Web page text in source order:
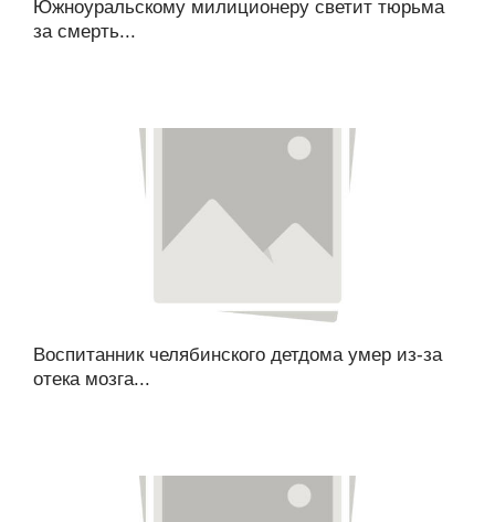
Южноуральскому милиционеру светит тюрьма
за смерть...
Воспитанник челябинского детдома умер из-за
отека мозга...